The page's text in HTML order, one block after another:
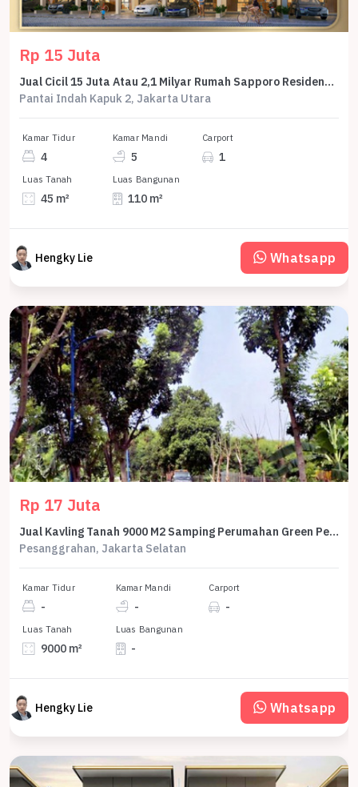
Rp 15 Juta
Jual Cicil 15 Juta Atau 2,1 Milyar Rumah Sapporo Residences Samping Pasir Putih Villa Pik2 - Sell House Sapporo Side Of Pasir Putih Villa Pik 2
Pantai Indah Kapuk 2, Jakarta Utara
Kamar Tidur
4
Kamar Mandi
5
Carport
1
Luas Tanah
45 m²
Luas Bangunan
110 m²
Hengky Lie Whatsapp
Rp 17 Juta
Jual Kavling Tanah 9000 M2 Samping Perumahan Green Permata Pesanggrahan Ulujami Jakarta Selatan
Pesanggrahan, Jakarta Selatan
Kamar Tidur
-
Kamar Mandi
-
Carport
-
Luas Tanah
9000 m²
Luas Bangunan
-
Hengky Lie Whatsapp